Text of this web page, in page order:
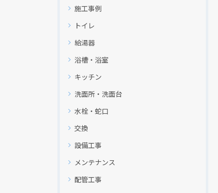
施工事例
トイレ
給湯器
浴槽・浴室
キッチン
洗面所・洗面台
水栓・蛇口
交換
設備工事
メンテナンス
配管工事